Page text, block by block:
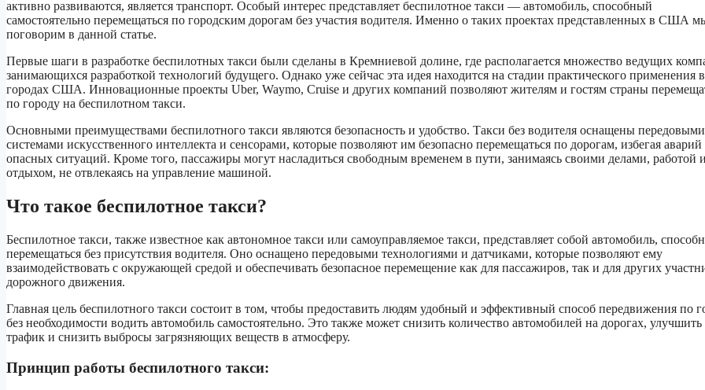
активно развиваются, является транспорт. Особый интерес представляет беспилотное такси — автомобиль, способный
самостоятельно перемещаться по городским дорогам без участия водителя. Именно о таких проектах представленных в США
поговорим в данной статье.
Первые шаги в разработке беспилотных такси были сделаны в Кремниевой долине, где располагается множество ведущих
занимающихся разработкой технологий будущего. Однако уже сейчас эта идея находится на стадии практического применения в
городах США. Инновационные проекты Uber, Waymo, Cruise и других компаний позволяют жителям и гостям страны
по городу на беспилотном такси.
Основными преимуществами беспилотного такси являются безопасность и удобство. Такси без водителя оснащены передовыми
системами искусственного интеллекта и сенсорами, которые позволяют им безопасно перемещаться по дорогам, избегая аварий
опасных ситуаций. Кроме того, пассажиры могут насладиться свободным временем в пути, занимаясь своими делами, работой
отдыхом, не отвлекаясь на управление машиной.
Что такое беспилотное такси?
Беспилотное такси, также известное как автономное такси или самоуправляемое такси, представляет собой автомобиль,
перемещаться без присутствия водителя. Оно оснащено передовыми технологиями и датчиками, которые позволяют ему
взаимодействовать с окружающей средой и обеспечивать безопасное перемещение как для пассажиров, так и для других
дорожного движения.
Главная цель беспилотного такси состоит в том, чтобы предоставить людям удобный и эффективный способ передвижения по
без необходимости водить автомобиль самостоятельно. Это также может снизить количество автомобилей на дорогах, улучшить
трафик и снизить выбросы загрязняющих веществ в атмосферу.
Принцип работы беспилотного такси: